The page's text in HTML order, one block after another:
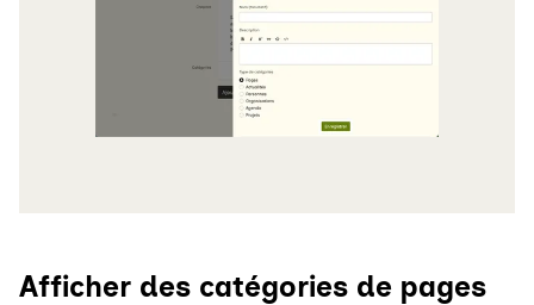
Afficher des catégories de pages